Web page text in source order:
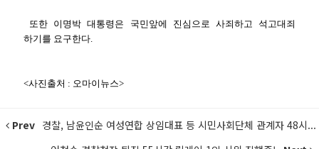
또한 이명박 대통령은 국민앞에 진심으로 사죄하고 석고대죄
하기를 요구한다.
<사진출처 : 오마이뉴스>
Prev 경찰, 남윤인순 여성연합 상임대표 등 시민사회단체 관계자 48시...